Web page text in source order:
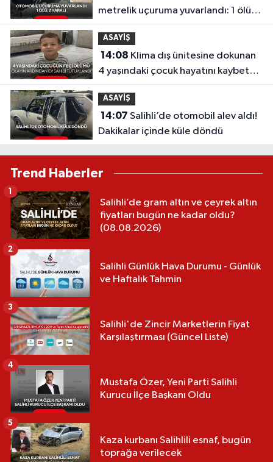
metrelik uçuruma yuvarlandı: 1 ölü, 2
yaralı
ASAYİŞ
14:08
4 yaşındaki çocuk hayatını kaybetti!
Ev sahibi tutuklandı
ASAYİŞ
14:07
Dakikalar içinde küle döndü
Trend Haberler
Salihli’de gram altın ve çeyrek altın
fiyatları bugün ne kadar oldu?
(08.08.2026)
1
Salihli Günlük Hava Durumu - Günlük
ve Haftalık Tahmin
2
Salihli'de Zincir Marketlerin Fiyat
Karşılaştırması (Güncel Liste)
3
Mustafa Özer, Yeni Parti Salihli
Kurucu İlçe Başkanı Oldu
4
Kaza kurbanı Salihlili esnaf, bugün
toprağa verilecek
5